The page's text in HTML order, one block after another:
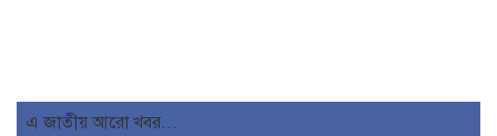
এ জাতীয় আরো খবর...